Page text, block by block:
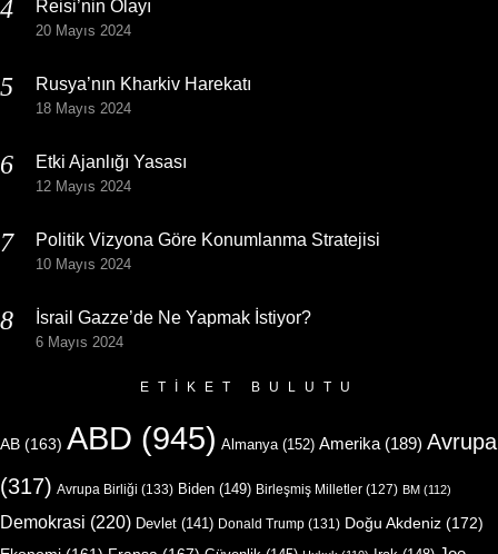
Reisi’nin Olayı
20 Mayıs 2024
Rusya’nın Kharkiv Harekatı
18 Mayıs 2024
Etki Ajanlığı Yasası
12 Mayıs 2024
Politik Vizyona Göre Konumlanma Stratejisi
10 Mayıs 2024
İsrail Gazze’de Ne Yapmak İstiyor?
6 Mayıs 2024
ETIKET BULUTU
AB (163) ABD (945) Almanya(152) Amerika (189) Avrupa
(317) Avrupa Birliği (133) Biden (149) Birleşmiş Milletler (127) BM (112)
Demokrasi (220) Devlet (141) Donald Trump (131) Doğu Akdeniz (172)